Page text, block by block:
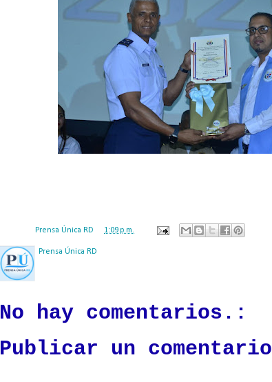
Prensa Única RD 1:09 p.m.
Prensa Única RD
No hay comentarios.:
Publicar un comentario